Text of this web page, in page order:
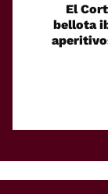
El
bellota